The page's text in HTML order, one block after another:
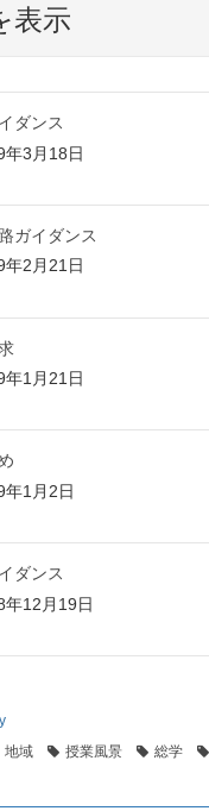
表示
ダンス
年3月18日
ガイダンス
年2月21日
年1月21日
年1月2日
ダンス
年12月19日
地域 授業風景 総学